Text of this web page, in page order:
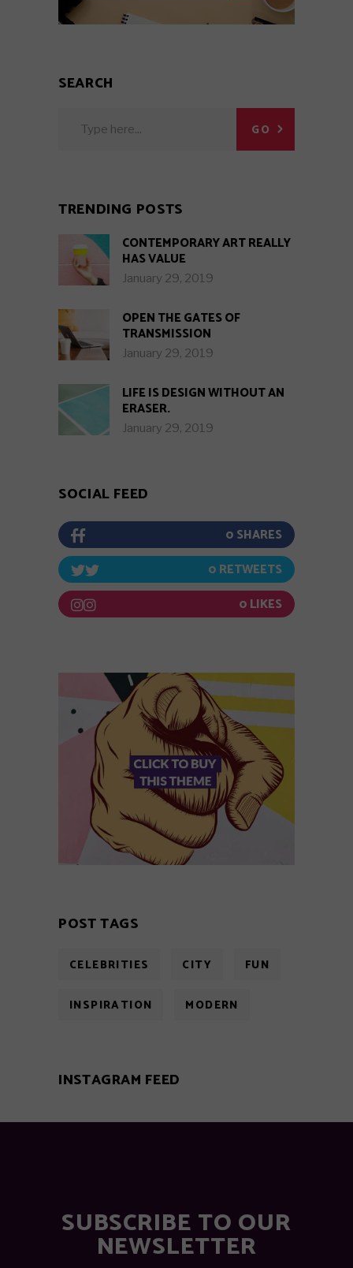
SEARCH
GO
TRENDING POSTS
CONTEMPORARY ART REALLY
HAS VALUE
January 29, 2019
OPEN THE GATES OF
TRANSMISSION
January 29, 2019
LIFE IS DESIGN WITHOUT AN
ERASER.
January 29, 2019
SOCIAL FEED
0
0
0
POST TAGS
CELEBRITIES CITY FUN
INSPIRATION MODERN
INSTAGRAM FEED
SUBSCRIBE TO OUR
NEWSLETTER